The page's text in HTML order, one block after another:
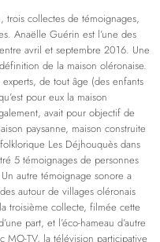
collectes de témoignages,
Anaëlle Guérin est l’une des
avril et septembre 2016. Une
de la maison oléronaise.
de tout âge (des enfants
pour eux la maison
avait pour objectif de
paysanne, maison construite
Les Déjhouquès dans
5 témoignages de personnes
autre témoignage sonore a
autour de villages oléronais
troisième collecte, filmée cette
part, et l’éco-hameau d’autre
MO-TV, la télévision participative